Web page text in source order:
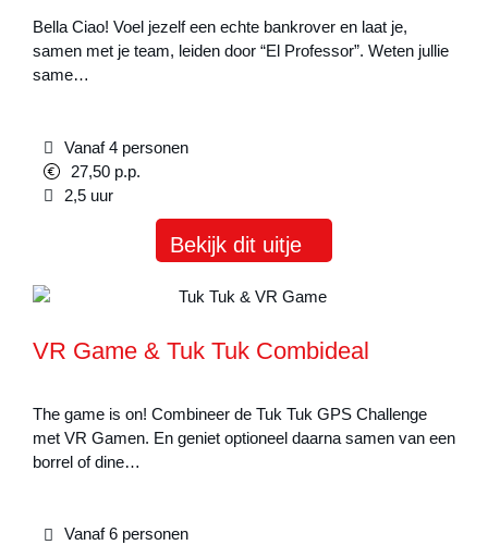
Bella Ciao! Voel jezelf een echte bankrover en laat je,
samen met je team, leiden door “El Professor”. Weten jullie
same…
Vanaf 4 personen
27,50 p.p.
2,5 uur
Bekijk dit uitje
VR Game & Tuk Tuk Combideal
The game is on! Combineer de Tuk Tuk GPS Challenge
met VR Gamen. En geniet optioneel daarna samen van een
borrel of dine…
Vanaf 6 personen